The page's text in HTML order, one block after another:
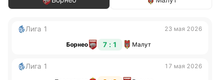
Лига 1 23 мая 2026
Борнео 7 : 1 Малут
Лига 1 17 мая 2026